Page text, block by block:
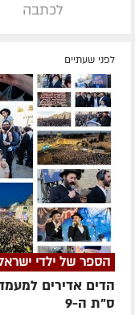
לכתבה
לפני שעתיים
הספר של ילדי
הדים אדירים
ס"ת ה-9